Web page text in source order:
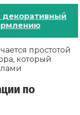
декоративный
простотой
который
по